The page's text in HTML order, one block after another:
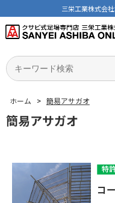
三栄工業株式会
購入履歴
ホーム > 簡易アサガオ
簡易アサガオ
コ